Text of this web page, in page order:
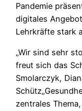
Pandemie
digitales
Lehrkräfte stark
„Wir sind sehr
freut sich das
Smolarczyk,
zentrales